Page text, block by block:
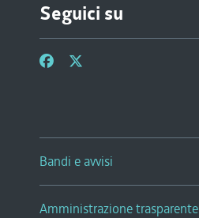
Seguici su
Bandi e avvisi
Amministrazione trasparente